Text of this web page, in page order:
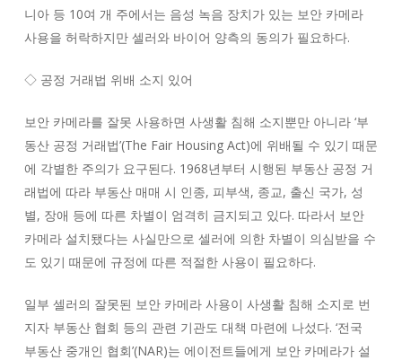
니아 등 10여 개 주에서는 음성 녹음 장치가 있는 보안 카메라
사용을 허락하지만 셀러와 바이어 양측의 동의가 필요하다.
◇ 공정 거래법 위배 소지 있어
보안 카메라를 잘못 사용하면 사생활 침해 소지뿐만 아니라 ‘부
동산 공정 거래법’(The Fair Housing Act)에 위배될 수 있기 때문
에 각별한 주의가 요구된다. 1968년부터 시행된 부동산 공정 거
래법에 따라 부동산 매매 시 인종, 피부색, 종교, 출신 국가, 성
별, 장애 등에 따른 차별이 엄격히 금지되고 있다. 따라서 보안
카메라 설치됐다는 사실만으로 셀러에 의한 차별이 의심받을 수
도 있기 때문에 규정에 따른 적절한 사용이 필요하다.
일부 셀러의 잘못된 보안 카메라 사용이 사생활 침해 소지로 번
지자 부동산 협회 등의 관련 기관도 대책 마련에 나섰다. ‘전국
부동산 중개인 협회’(NAR)는 에이전트들에게 보안 카메라가 설